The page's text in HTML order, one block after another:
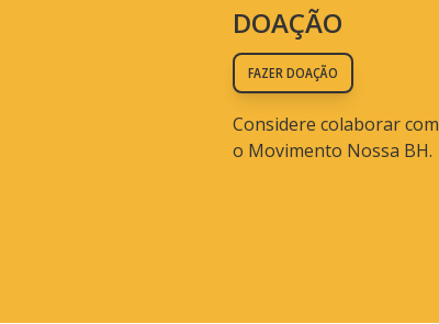
DOAÇÃO
FAZER DOAÇÃO
Considere colaborar com
o Movimento Nossa BH.